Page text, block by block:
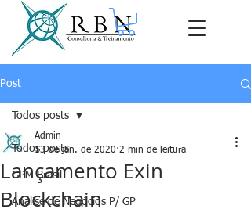
Post
Todos posts
GPM Brasil
Análise de Negócios P/ GP
Todos posts
Lançamento Exin
Blockchain
Admin
13 de jan. de 2020 2 min de leitura